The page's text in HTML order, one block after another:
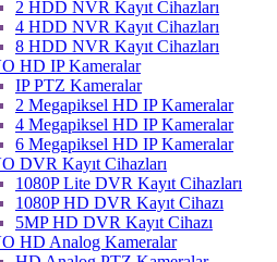
2 HDD NVR Kayıt Cihazları
4 HDD NVR Kayıt Cihazları
8 HDD NVR Kayıt Cihazları
HD IP Kameralar
IP PTZ Kameralar
2 Megapiksel HD IP Kameralar
4 Megapiksel HD IP Kameralar
6 Megapiksel HD IP Kameralar
DVR Kayıt Cihazları
1080P Lite DVR Kayıt Cihazları
1080P HD DVR Kayıt Cihazı
5MP HD DVR Kayıt Cihazı
HD Analog Kameralar